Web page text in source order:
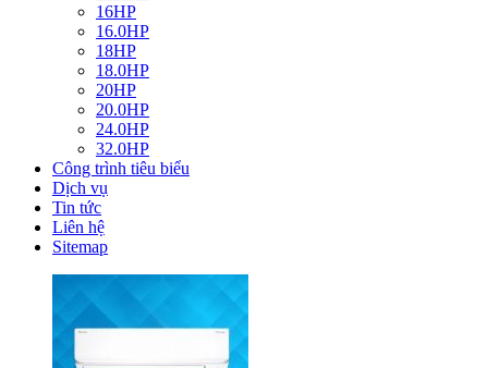
16HP
16.0HP
18HP
18.0HP
20HP
20.0HP
24.0HP
32.0HP
Công trình tiêu biểu
Dịch vụ
Tin tức
Liên hệ
Sitemap